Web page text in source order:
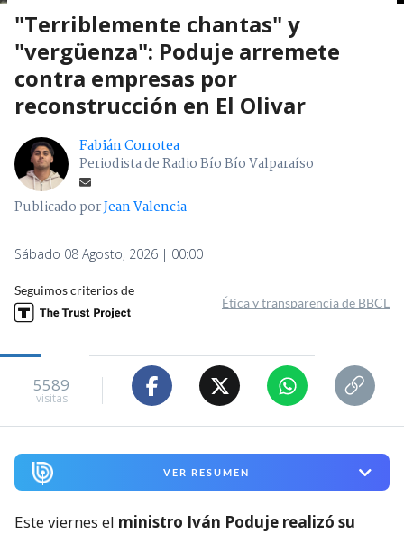
"Terriblemente chantas" y
"vergüenza": Poduje arremete
contra empresas por
reconstrucción en El Olivar
Fabián Corrotea
Periodista de Radio Bío Bío Valparaíso
Publicado porJean Valencia
Sábado 08 Agosto, 2026 | 00:00
Seguimos criterios de
Ética y transparencia de BBCL
5589
visitas
VER RESUMEN
Este viernes el ministro Iván Poduje realizó su